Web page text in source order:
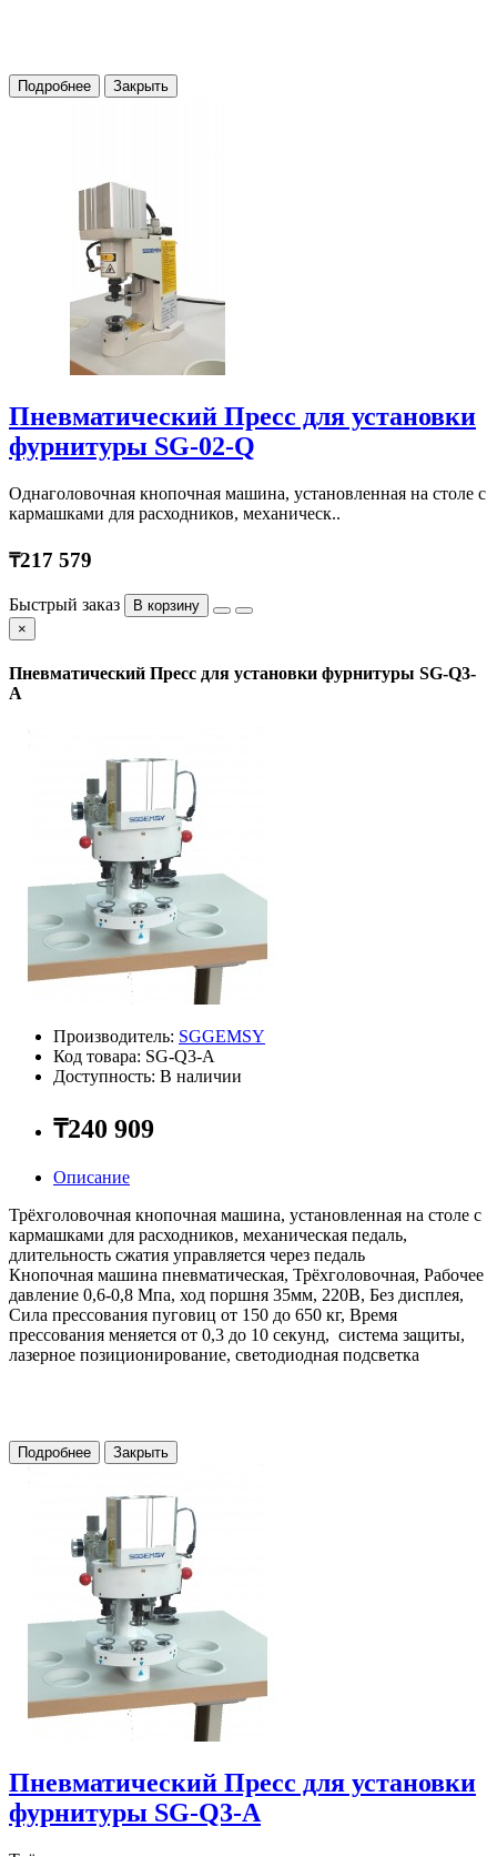
Подробнее Закрыть
Пневматический Пресс для установки
фурнитуры SG-02-Q
Однаголовочная кнопочная машина, установленная на столе с
кармашками для расходников, механическ..
₸217 579
Быстрый заказ
В корзину
×
Пневматический Пресс для установки фурнитуры SG-Q3-
A
Производитель: SGGEMSY
Код товара: SG-Q3-A
Доступность: В наличии
₸240 909
Описание
Трёхголовочная кнопочная машина, установленная на столе с
кармашками для расходников, механическая педаль,
длительность сжатия управляется через педаль
Кнопочная машина пневматическая, Трёхголовочная, Рабочее
давление 0,6-0,8 Мпа, ход поршня 35мм, 220В, Без дисплея,
Сила прессования пуговиц от 150 до 650 кг, Время
прессования меняется от 0,3 до 10 секунд, система защиты,
лазерное позиционирование, светодиодная подсветка
Подробнее Закрыть
Пневматический Пресс для установки
фурнитуры SG-Q3-A